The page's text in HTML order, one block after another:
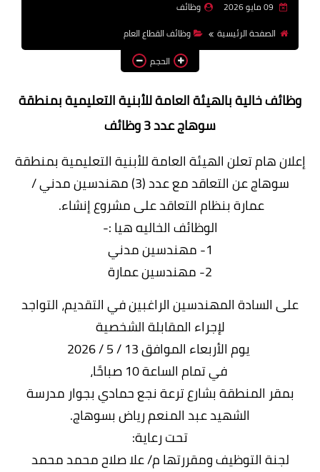
بالجامعات والمعاهد
اخبار
وظائف
الصفحة الرئيسية
وظائف القطاع العام
الحجم
وظائف خالية بالهيئة العامة للأبنية التعليمية بمنطقة
سوهاج عدد 3 وظائف
إعلان هامتعلن الهيئة العامة للأبنية التعليمية بمنطقة
سوهاج
عن التعاقد مع عدد (3) مهندسين مدني /
عمارةبنظام التعاقد على مشروع إنشاء.
الوظائف الخاليه هيا :-
1- مهندسين مدني
2- مهندسين عمارة
على السادة المهندسين الراغبين في التقديم، التواجد
لإجراء المقابلة الشخصية
يوم الأربعاء الموافق 13 / 5 / 2026
في تمام الساعة 10 صباحًا،
بمقر المنطقة بشارع ترعة نجع حمادي بجوار مدرسة
الشهيد عبد المنعم رياض بسوهاج.
تحت رعاية:
لجنة التوظيف ومقررتها م/ علا صلاح محمد محمد